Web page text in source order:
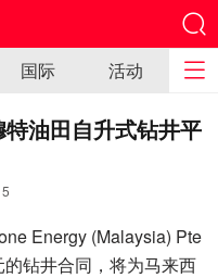
国际 活动
油田自升式钻井平
Energy (Malaysia) Pte
钻井合同，将为马来西